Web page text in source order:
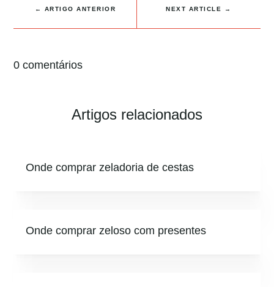
← ARTIGO ANTERIOR NEXT ARTICLE →
0 comentários
Artigos relacionados
Onde comprar zeladoria de cestas
Onde comprar zeloso com presentes